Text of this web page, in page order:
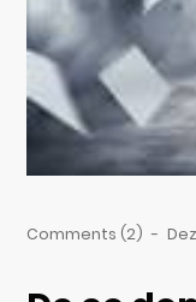
Comments (2) -